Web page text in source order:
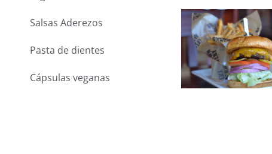
Salsas Aderezos
Pasta de dientes
Cápsulas veganas